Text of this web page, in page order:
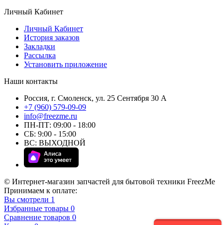
Личный Кабинет
Личный Кабинет
История заказов
Закладки
Рассылка
Установить приложение
Наши контакты
Россия, г. Смоленск, ул. 25 Сентября 30 А
+7 (960) 579-09-09
info@freezme.ru
ПН-ПТ: 09:00 - 18:00
СБ: 9:00 - 15:00
ВС: ВЫХОДНОЙ
© Интернет-магазин запчастей для бытовой техники FreezMe
Принимаем к оплате:
Вы смотрели 1
Избранные товары 0
Сравнение товаров 0